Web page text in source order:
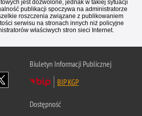
jest dozwolone, jednak w takiej sytuacji
publikacji spoczywa na administratorze
roszczenia związane z publikowaniem
serwisu na stronach innych niż policyjne
właściwych stron sieci Internet.
Biuletyn Informacji Publicznej
BIP KGP
Dostępność